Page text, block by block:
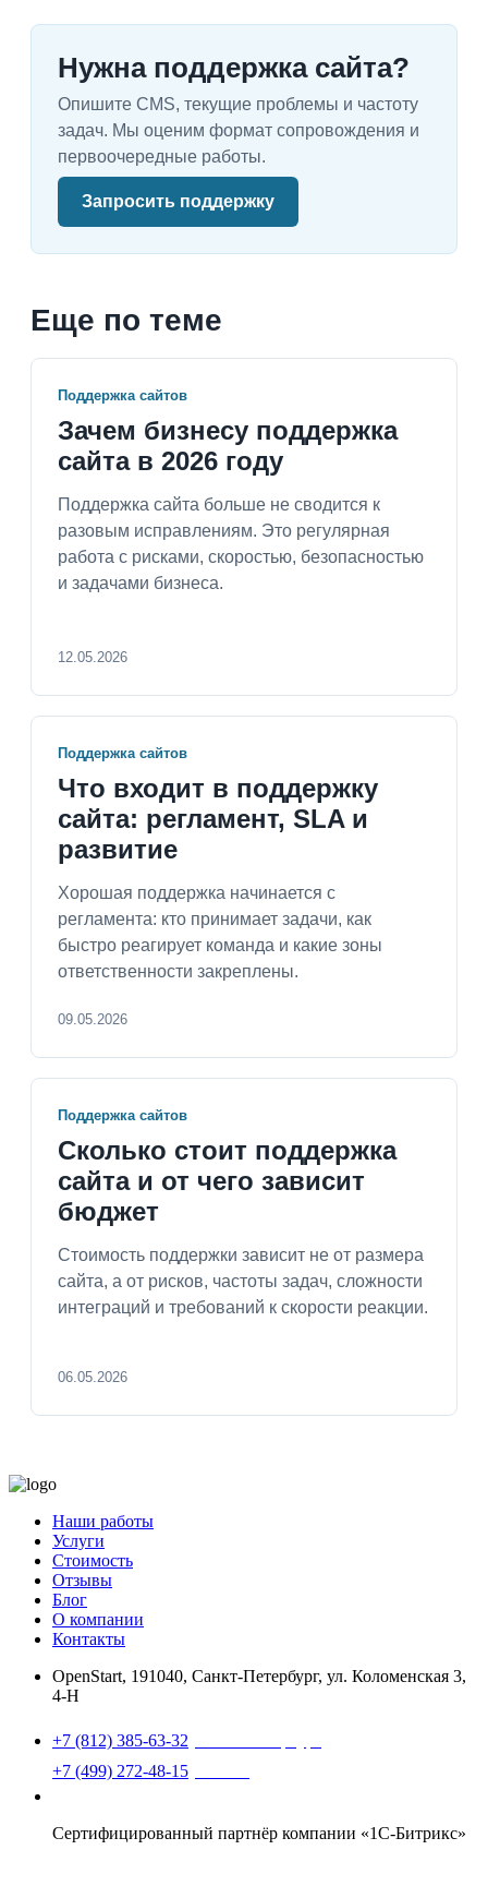
Нужна поддержка сайта?
Опишите CMS, текущие проблемы и частоту
задач. Мы оценим формат сопровождения и
первоочередные работы.
Запросить поддержку
Еще по теме
Поддержка сайтов
Зачем бизнесу поддержка
сайта в 2026 году
Поддержка сайта больше не сводится к
разовым исправлениям. Это регулярная
работа с рисками, скоростью, безопасностью
и задачами бизнеса.
12.05.2026
Поддержка сайтов
Что входит в поддержку
сайта: регламент, SLA и
развитие
Хорошая поддержка начинается с
регламента: кто принимает задачи, как
быстро реагирует команда и какие зоны
ответственности закреплены.
09.05.2026
Поддержка сайтов
Сколько стоит поддержка
сайта и от чего зависит
бюджет
Стоимость поддержки зависит не от размера
сайта, а от рисков, частоты задач, сложности
интеграций и требований к скорости реакции.
06.05.2026
Наши работы
Услуги
Стоимость
Отзывы
Блог
О компании
Контакты
OpenStart, 191040, Санкт-Петербург, ул. Коломенская 3,
4-Н
+7 (812) 385-63-32
+7 (499) 272-48-15
Сертифицированный партнёр компании «1С-Битрикс»